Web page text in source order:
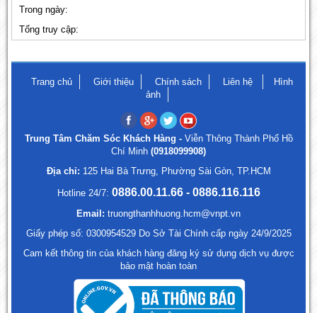
Trong ngày:
Tổng truy cập:
Trang chủ Giới thiệu Chính sách Liên hệ
Hình
ảnh
Trung Tâm Chăm Sóc Khách Hàng - Viễn Thông Thành Phố Hồ
Chí Minh (0918099908)
Địa chỉ: 125 Hai Bà Trưng, Phường Sài Gòn, TP.HCM
Hotline 24/7: 0886.00.11.66 - 0886.116.116
Email: truongthanhhuong.hcm@vnpt.vn
Giấy phép số: 0300954529 Do Sở Tài Chính cấp ngày 24/9/2025
Cam kết thông tin của khách hàng đăng ký sử dụng dịch vụ được
bảo mật hoàn toàn